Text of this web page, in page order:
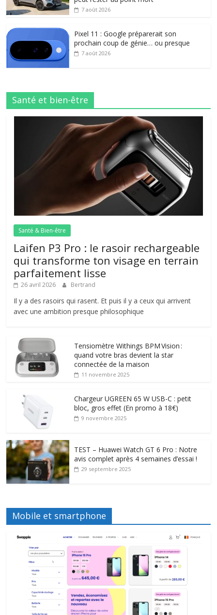
7 août 2026
Pixel 11 : Google préparerait son
prochain coup de génie… ou presque
7 août 2026
Santé et bien-être
Santé & Bien-être
Laifen P3 Pro : le rasoir rechargeable
qui transforme ton visage en terrain
parfaitement lisse
26 avril 2026 Bertrand
Il y a des rasoirs qui rasent. Et puis il y a ceux qui arrivent
avec une ambition presque philosophique
Tensiomètre Withings BPM Vision :
quand votre bras devient la star
connectée de la maison
11 novembre 2025
Chargeur UGREEN 65 W USB-C : petit
bloc, gros effet (En promo à 18€)
9 novembre 2025
TEST – Huawei Watch GT 6 Pro : Notre
avis complet après 4 semaines d’essai !
29 septembre 2025
Mobile et smartphone